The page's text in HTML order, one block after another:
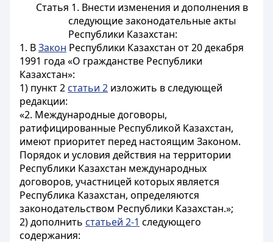
Статья 1. Внести изменения и дополнения в
следующие законодательные акты
Республики Казахстан:
1. ВЗакон Республики Казахстан от 20 декабря
1991 года «О гражданстве Республики
Казахстан»:
1) пункт 2 статьи 2 изложить в следующей
редакции:
«2. Международные договоры,
ратифицированные Республикой Казахстан,
имеют приоритет перед настоящим Законом.
Порядок и условия действия на территории
Республики Казахстан международных
договоров, участницей которых является
Республика Казахстан, определяются
законодательством Республики Казахстан.»;
2) дополнить статьей 2-1 следующего
содержания: